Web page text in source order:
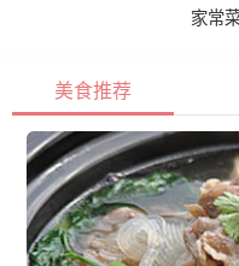
家常
美食推荐